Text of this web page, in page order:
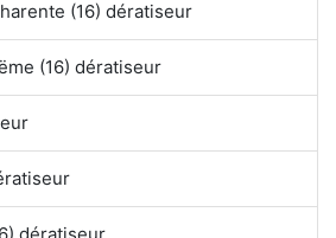
(16) dératiseur
(16) dératiseur